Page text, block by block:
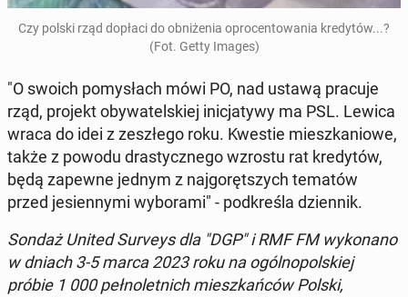
Czy polski rząd dopłaci do ob­ni­że­nia opro­cen­to­wa­nia kre­dy­tów...?
(Fot. Getty Images)
"O swoich po­my­słach mówi PO, nad ustawą pracuje
rząd, projekt oby­wa­tel­skiej ini­cja­ty­wy ma PSL. Lewica
wraca do idei z ze­szłe­go roku. Kwestie miesz­ka­nio­we,
także z powodu dra­stycz­ne­go wzrostu rat kre­dy­tów,
będą zapewne jednym z naj­go­ręt­szych tematów
przed je­sien­ny­mi wy­bo­ra­mi" - pod­kre­śla dzien­nik.
Sondaż United Surveys dla "DGP" i RMF FM wy­ko­na­no
w dniach 3-5 marca 2023 roku na ogól­no­pol­skiej
próbie 1 000 peł­no­let­nich miesz­kań­ców Polski,